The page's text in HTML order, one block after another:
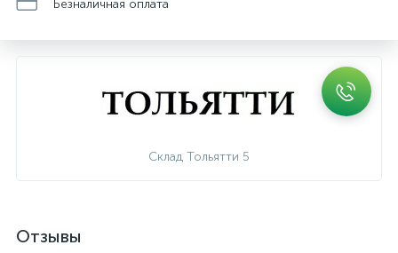
Безналичная оплата
Склад Тольятти 5
Отзывы